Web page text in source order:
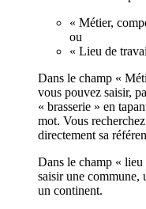
« Métier,
ou
« Lieu de
Dans le champ «
vous pouvez saisir,
« brasserie » en
mot. Vous
directement sa
Dans le champ «
saisir une commune,
un continent.